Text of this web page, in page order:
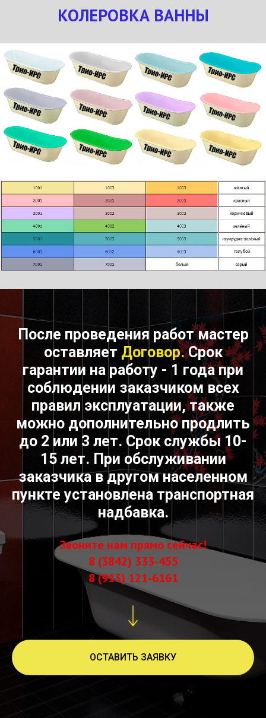
КОЛЕРОВКА ВАННЫ
После проведения работ мастер
оставляет Договор.Срок
гарантии на работу - 1 года при
соблюдении заказчиком всех
правил эксплуатации, также
можно дополнительно продлить
до 2 или 3 лет. Срок службы 10-
15 лет. При обслуживании
заказчика в другом населенном
пункте установлена транспортная
надбавка.
Звоните нам прямо сейчас!
8 (3842) 333-455
8 (913) 121-6161
ОСТАВИТЬ ЗАЯВКУ